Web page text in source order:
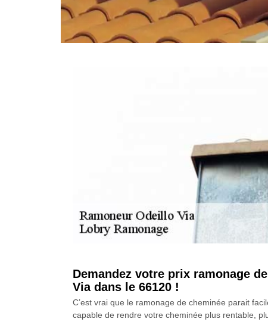
Demandez votre prix ramonage
Via dans le 66120 !
C’est vrai que le ramonage de cheminée parait
capable de rendre votre cheminée plus rentable,